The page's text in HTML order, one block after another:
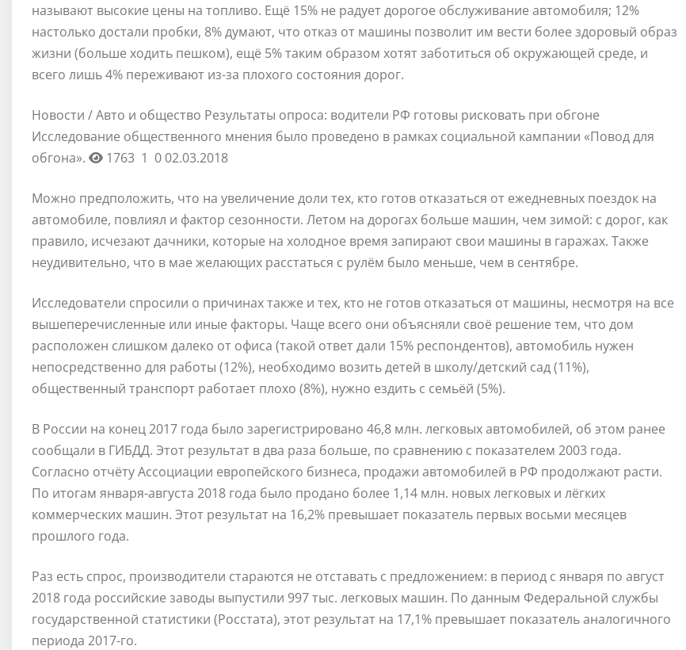
называют высокие цены на топливо. Ещё 15% не радует дорогое обслуживание автомобиля; 12%
настолько достали пробки, 8% думают, что отказ от машины позволит им вести более здоровый образ
жизни (больше ходить пешком), ещё 5% таким образом хотят заботиться об окружающей среде, и
всего лишь 4% переживают из-за плохого состояния дорог.
Новости / Авто и общество Результаты опроса: водители РФ готовы рисковать при обгоне
Исследование общественного мнения было проведено в рамках социальной кампании «Повод для
обгона».
1763 1 0 02.03.2018
Можно предположить, что на увеличение доли тех, кто готов отказаться от ежедневных поездок на
автомобиле, повлиял и фактор сезонности. Летом на дорогах больше машин, чем зимой: с дорог, как
правило, исчезают дачники, которые на холодное время запирают свои машины в гаражах. Также
неудивительно, что в мае желающих расстаться с рулём было меньше, чем в сентябре.
Исследователи спросили о причинах также и тех, кто не готов отказаться от машины, несмотря на все
вышеперечисленные или иные факторы. Чаще всего они объясняли своё решение тем, что дом
расположен слишком далеко от офиса (такой ответ дали 15% респондентов), автомобиль нужен
непосредственно для работы (12%), необходимо возить детей в школу/детский сад (11%),
общественный транспорт работает плохо (8%), нужно ездить с семьёй (5%).
В России на конец 2017 года было зарегистрировано 46,8 млн. легковых автомобилей, об этом ранее
сообщали в ГИБДД. Этот результат в два раза больше, по сравнению с показателем 2003 года.
Согласно отчёту Ассоциации европейского бизнеса, продажи автомобилей в РФ продолжают расти.
По итогам января-августа 2018 года было продано более 1,14 млн. новых легковых и лёгких
коммерческих машин. Этот результат на 16,2% превышает показатель первых восьми месяцев
прошлого года.
Раз есть спрос, производители стараются не отставать с предложением: в период с января по август
2018 года российские заводы выпустили 997 тыс. легковых машин. По данным Федеральной службы
государственной статистики (Росстата), этот результат на 17,1% превышает показатель аналогичного
периода 2017-го.